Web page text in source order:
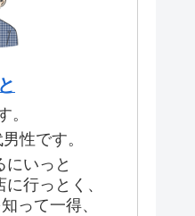
。
性です。
にいっと
行っとく、
って一得、